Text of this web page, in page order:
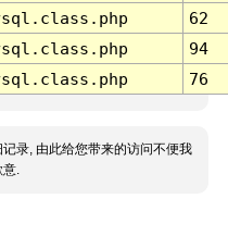
62
94
76
录, 由此给您带来的访问不便我
意.